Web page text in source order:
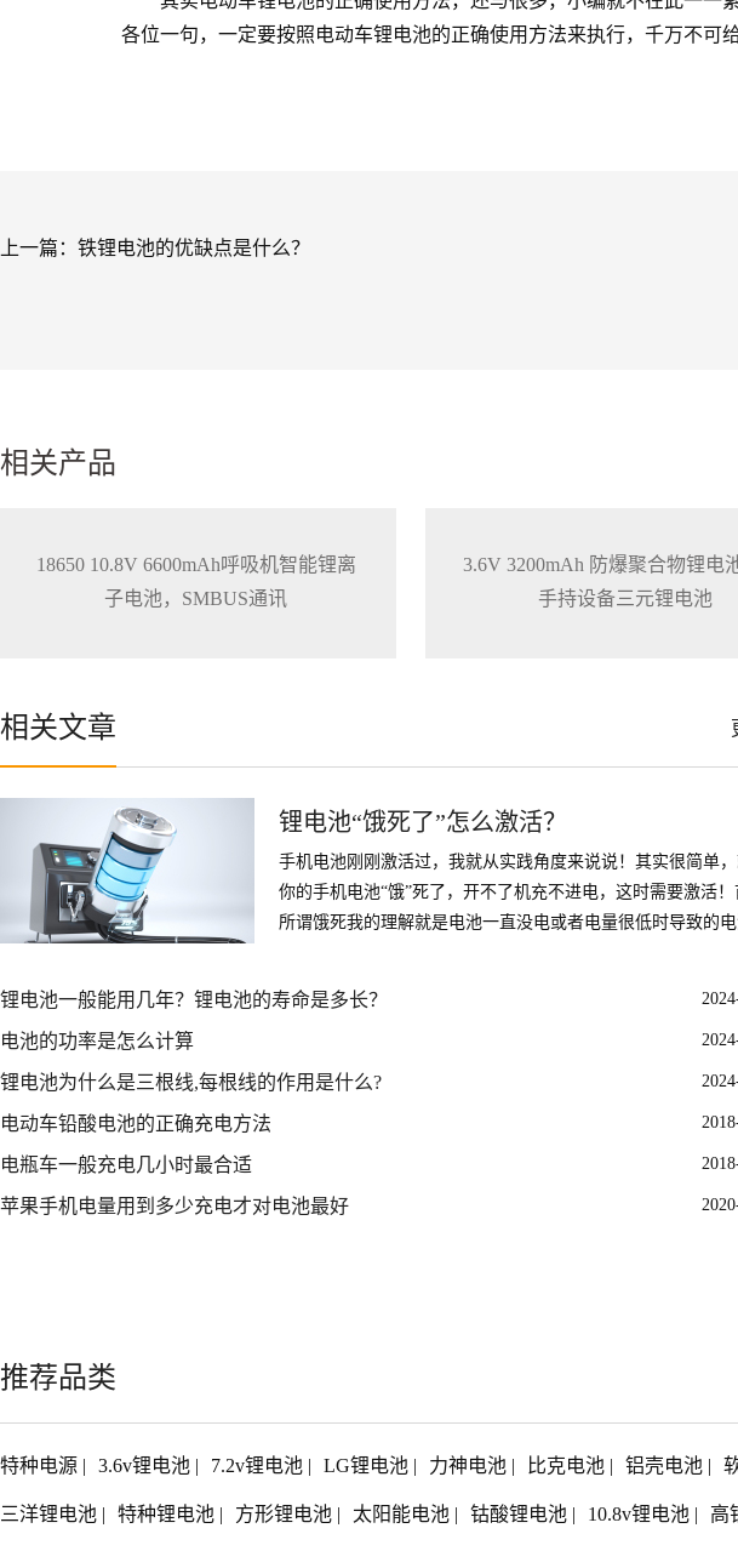
各位一句，一定要按照电动车锂电池的正确使用方法来执行，千万不可
上一篇： 铁锂电池的优缺点是什么？
相关产品
18650 10.8V 6600mAh呼吸机智能锂离
子电池，SMBUS通讯
3.6V 3200mAh 防爆聚合物锂电
手持设备三元锂电池
相关文章
锂电池“饿死了”怎么激活？
手机电池刚刚激活过，我就从实践角度来说说！其实很简单
你的手机电池“饿”死了，开不了机充不进电，这时需要激活！
所谓饿死我的理解就是电池一直没电或者电量很低时导致的
锂电池一般能用几年？锂电池的寿命是多长？
电池的功率是怎么计算
锂电池为什么是三根线,每根线的作用是什么?
电动车铅酸电池的正确充电方法
电瓶车一般充电几小时最合适
苹果手机电量用到多少充电才对电池最好
推荐品类
特种电源 | 3.6v锂电池 | 7.2v锂电池 | LG锂电池 | 力神电池 | 比克电池 | 铝壳电池 |
三洋锂电池 | 特种锂电池 | 方形锂电池 | 太阳能电池 | 钴酸锂电池 | 10.8v锂电池 | 高